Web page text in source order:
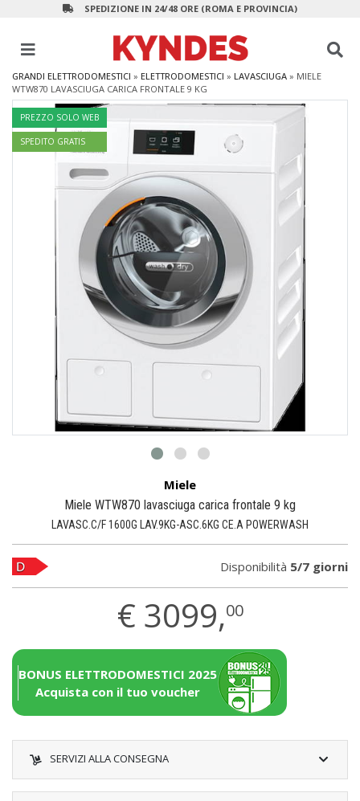
SPEDIZIONE IN 24/48 ORE (ROMA E PROVINCIA)
GRANDI ELETTRODOMESTICI » ELETTRODOMESTICI » LAVASCIUGA » MIELE
WTW870 LAVASCIUGA CARICA FRONTALE 9 KG
PREZZO SOLO WEB
SPEDITO GRATIS
Miele
Miele WTW870 lavasciuga carica frontale 9 kg
LAVASC.C/F 1600G LAV.9KG-ASC.6KG CE.A POWERWASH
Disponibilità 5/7 giorni
€ 3099,00
BONUS ELETTRODOMESTICI 2025
Acquista con il tuo voucher
SERVIZI ALLA CONSEGNA